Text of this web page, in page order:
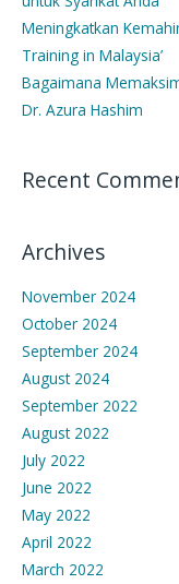
Meningkatkan
Training in Malaysia’
Bagaimana
Dr. Azura Hashim
Recent
Archives
November 2024
October 2024
September 2024
August 2024
September 2022
August 2022
July 2022
June 2022
May 2022
April 2022
March 2022